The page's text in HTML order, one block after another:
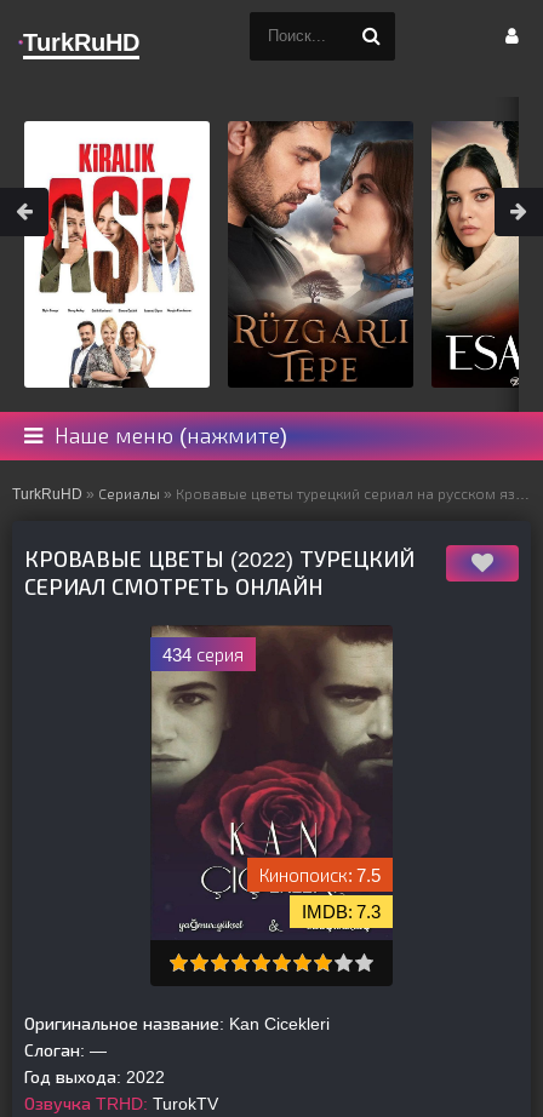
Наше меню (нажмите)
TurkRuHD » Сериалы » Кровавые цветы турецкий сериал на русском языке все серии смотреть онлайн бесплатно подряд
КРОВАВЫЕ ЦВЕТЫ (2022) ТУРЕЦКИЙ
СЕРИАЛ СМОТРЕТЬ ОНЛАЙН
434 серия
7.5
7.3
Оригинальное название: Kan Cicekleri
Слоган: —
Год выхода: 2022
Озвучка TRHD: TurokTV
TurkRuHD